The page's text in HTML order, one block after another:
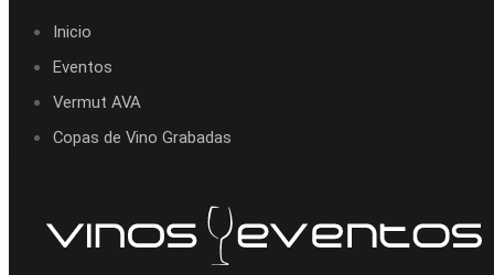
Inicio
Eventos
Vermut AVA
Copas de Vino Grabadas